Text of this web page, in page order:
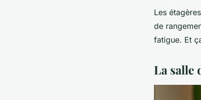
Les
de
fatigue. Et
La salle